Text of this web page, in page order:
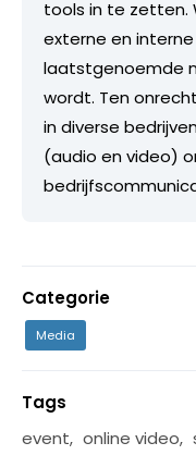
tools in te zetten.
externe en
laatstgenoemde
wordt. Ten
in diverse
(audio en video)
Categorie
Media
Tags
event, online video,